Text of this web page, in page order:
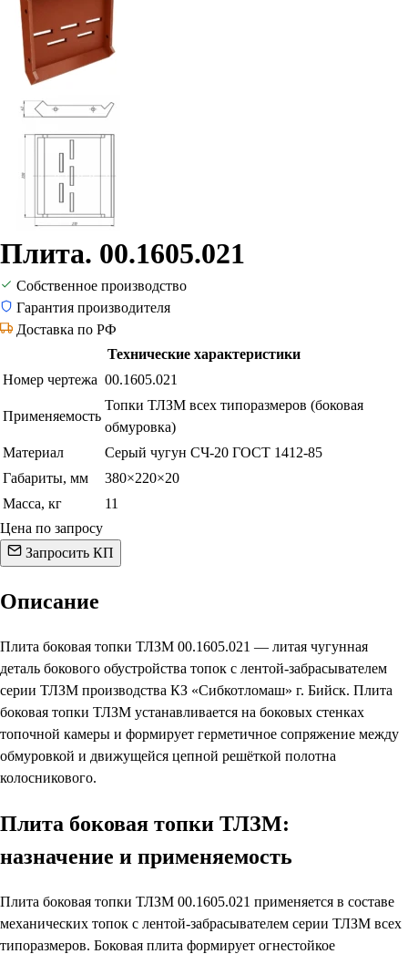
Плита. 00.1605.021
Собственное производство
Гарантия производителя
Доставка по РФ
Технические характеристики
Номер чертежа 00.1605.021
Применяемость
Топки ТЛЗМ всех типоразмеров (боковая
обмуровка)
Материал
Серый чугун СЧ-20 ГОСТ 1412-85
Габариты, мм
380×220×20
Масса, кг
11
Цена по запросу
Запросить КП
Описание
Плита боковая топки ТЛЗМ 00.1605.021 — литая чугунная
деталь бокового обустройства топок с лентой-забрасывателем
серии ТЛЗМ производства КЗ «Сибкотломаш» г. Бийск. Плита
боковая топки ТЛЗМ устанавливается на боковых стенках
топочной камеры и формирует герметичное сопряжение между
обмуровкой и движущейся цепной решёткой полотна
колосникового.
Плита боковая топки ТЛЗМ:
назначение и применяемость
Плита боковая топки ТЛЗМ 00.1605.021 применяется в составе
механических топок с лентой-забрасывателем серии ТЛЗМ всех
типоразмеров. Боковая плита формирует огнестойкое